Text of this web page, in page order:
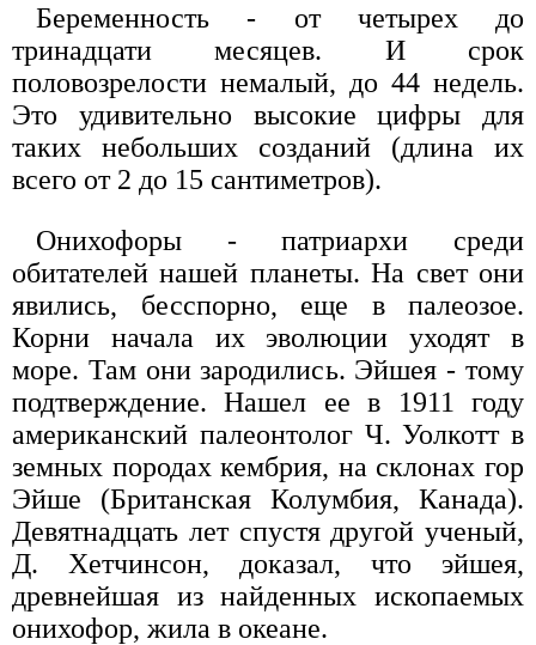
Беременность - от четырех до
тринадцати месяцев. И срок
половозрелости немалый, до 44 недель.
Это удивительно высокие цифры для
таких небольших созданий (длина их
всего от 2 до 15 сантиметров).
Онихофоры - патриархи среди
обитателей нашей планеты. На свет они
явились, бесспорно, еще в палеозое.
Корни начала их эволюции уходят в
море. Там они зародились. Эйшея - тому
подтверждение. Нашел ее в 1911 году
американский палеонтолог Ч. Уолкотт в
земных породах кембрия, на склонах гор
Эйше (Британская Колумбия, Канада).
Девятнадцать лет спустя другой ученый,
Д. Хетчинсон, доказал, что эйшея,
древнейшая из найденных ископаемых
онихофор, жила в океане.